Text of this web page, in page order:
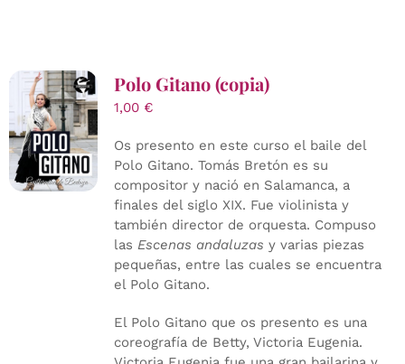
Polo Gitano (copia)
1,00 €
Os presento en este curso el baile del
Polo Gitano. Tomás Bretón es su
compositor y nació en Salamanca, a
finales del siglo XIX. Fue violinista y
también director de orquesta. Compuso
las Escenas andaluzas y varias piezas
pequeñas, entre las cuales se encuentra
el Polo Gitano.
El Polo Gitano que os presento es una
coreografía de Betty, Victoria Eugenia.